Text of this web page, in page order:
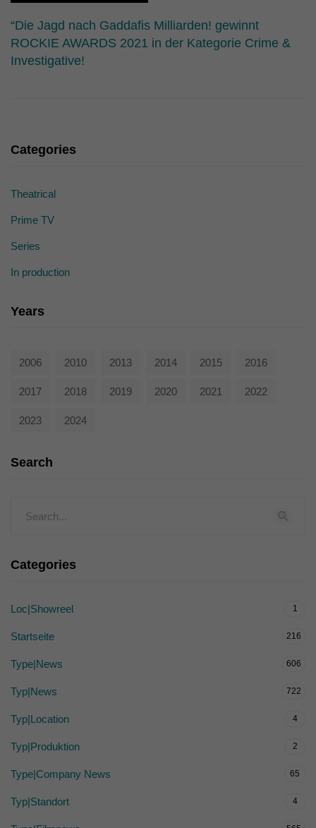
“Die Jagd nach Gaddafis Milliarden! gewinnt
ROCKIE AWARDS 2021 in der Kategorie Crime &
Investigative!
Categories
Theatrical
Prime TV
Series
In production
Years
2006 2010 2013 2014 2015 2016
2017 2018 2019 2020 2021 2022
2023 2024
Search
Categories
Loc|Showreel 1
Startseite 216
Type|News 606
Typ|News 722
Typ|Location 4
Typ|Produktion 2
Type|Company News 65
Typ|Standort 4
die einwandfreie Funktion der Website erforderlich.
Cookie-Informationen anzeigen
Externe Medien (7)
powered by Borlabs Cookie